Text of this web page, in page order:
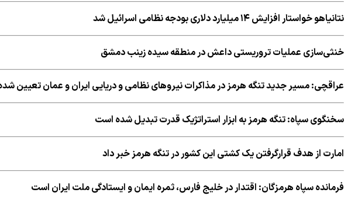
نتانیاهو خواستار افزایش ۱۴ میلیارد دلاری بودجه نظامی اسرائیل شد
خنثی‌سازی عملیات تروریستی داعش در منطقه سیده زینب دمشق
عراقچی: مسیر جدید تنگه هرمز در مذاکرات نیروهای نظامی و دریایی ایران و عمان تعیین
سخنگوی سپاه: تنگه هرمز به ابزار استراتژیک قدرت تبدیل شده است
امارت از هدف قرارگرفتن یک کشتی این کشور در تنگه هرمز خبر داد
فرمانده سپاه هرمزگان: اقتدار در خلیج‌ فارس، ثمره ایمان و ایستادگی ملت ایران است